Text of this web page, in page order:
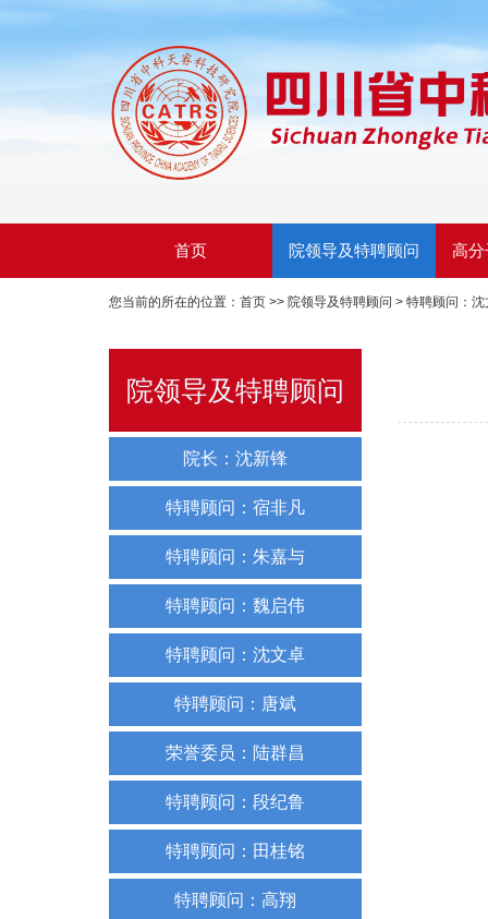
首页 院领导及特聘顾问 高
您当前的所在的位置： 首页 >> 院领导及特聘顾问 > 特聘顾问：沈
院领导及特聘顾问
院长：沈新锋
特聘顾问：宿非凡
特聘顾问：朱嘉与
特聘顾问：魏启伟
特聘顾问：沈文卓
特聘顾问：唐斌
荣誉委员：陆群昌
特聘顾问：段纪鲁
特聘顾问：田桂铭
特聘顾问：高翔